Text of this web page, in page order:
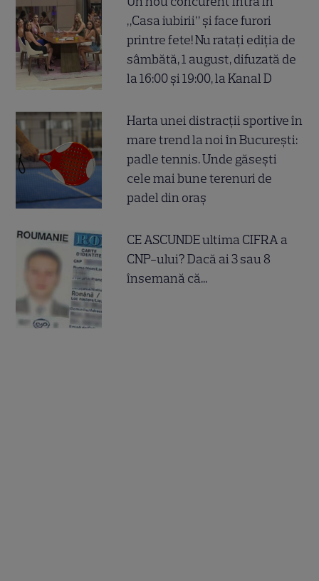
„Casa iubirii” și face furori
printre fete! Nu ratați ediția de
sâmbătă, 1 august, difuzată de
la 16:00 și 19:00, la Kanal D
Harta unei distracții sportive în
mare trend la noi în București:
padle tennis. Unde găsești
cele mai bune terenuri de
padel din oraș
CE ASCUNDE ultima CIFRA a
CNP-ului? Dacă ai 3 sau 8
însemană că...